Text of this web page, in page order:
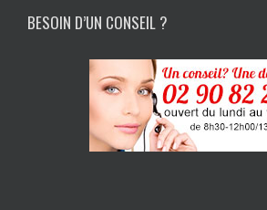
BESOIN D’UN CONSEIL ?